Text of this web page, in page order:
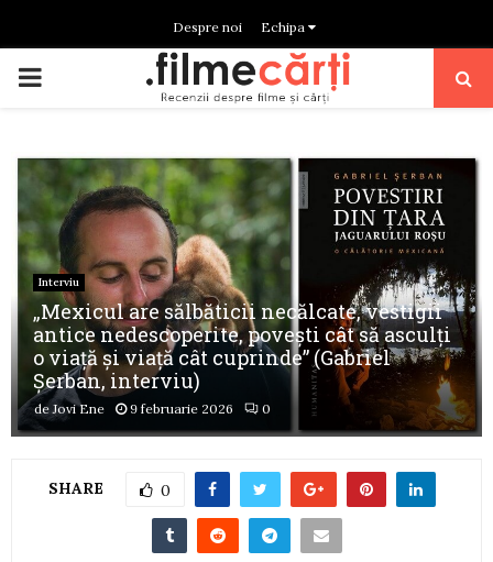
Despre noi Echipa
PRIMARY
Interviu
„Mexicul are sălbăticii necălcate, vestigii
antice nedescoperite, povești cât să asculți
o viață și viață cât cuprinde” (Gabriel
Șerban, interviu)
deJovi Ene 9 februarie 2026 0
SHARE 0